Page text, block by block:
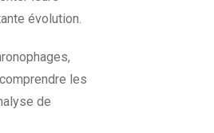
évolution.
les
de